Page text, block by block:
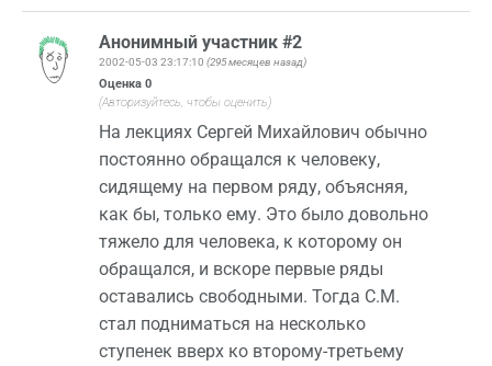
Анонимный участник #2
2002-05-03 23:17:10 (295 месяцев назад)
Оценка 0
(Авторизуйтесь, чтобы оценить)
На лекциях Сергей Михайлович обычно
постоянно обращался к человеку,
сидящему на первом ряду, объясняя,
как бы, только ему. Это было довольно
тяжело для человека, к которому он
обращался, и вскоре первые ряды
оставались свободными. Тогда С.М.
стал подниматься на несколько
ступенек вверх ко второму-третьему